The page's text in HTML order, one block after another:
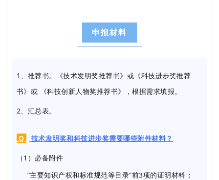
申报材料
1、推荐书。《技术发明奖推荐书》或 《科技进步奖推荐
书》 或 《科技创新人物奖推荐书》，根据需求填报。
2、汇总表。
Q 技术发明奖和科技进步奖需要哪些附件材料？
（1）必备附件
“主要知识产权和标准规范等目录”前3项的证明材料；